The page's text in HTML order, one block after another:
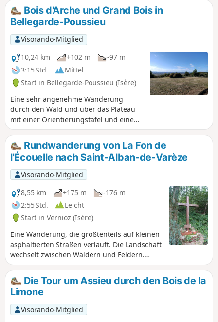
Bois d'Arche und Grand Bois in
Bellegarde-Poussieu
Visorando-Mitglied
10,24 km
+102 m
-97 m
3:15 Std.
Mittel
Start in Bellegarde-Poussieu (Isère)
Eine sehr angenehme Wanderung
durch den Wald und über das Plateau
mit einer Orientierungstafel und einem
Panoramablick, der vom Pilat-Massiv
über den Vercors und das Rhonetal bis
zu den Savoyer Alpen reicht. Achtung,
da fast die Hälfte der Strecke auf einem
Waldweg verläuft, ist es besser, diese
Wanderung nicht bei Regenwetter und
auch einige Tage danach zu
unternehmen.
Rundwanderung von La Fon de
l'Écouelle nach Saint-Alban-de-Varèze
Visorando-Mitglied
8,55 km
+175 m
-176 m
2:55 Std.
Leicht
Start in Vernioz (Isère)
Eine Wanderung, die größtenteils auf kleinen
asphaltierten Straßen verläuft. Die Landschaft
wechselt zwischen Wäldern und Feldern.
Außer einer steilen Steigung zu Beginn der
Wanderung sind keine Schwierigkeiten zu
befürchten.
Die Tour um Assieu durch den Bois de la
Limone
Visorando-Mitglied